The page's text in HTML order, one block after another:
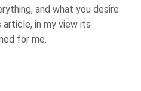
and what you desire
in my view its
for me.